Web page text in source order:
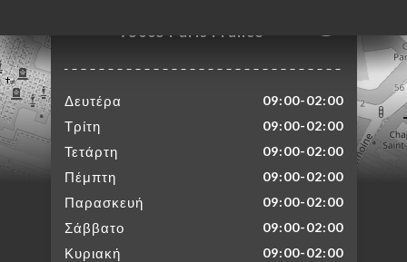
75005 Paris France
Δευτέρα 09:00-02:00
Τρίτη 09:00-02:00
Τετάρτη 09:00-02:00
Πέμπτη 09:00-02:00
Παρασκευή 09:00-02:00
Σάββατο 09:00-02:00
Κυριακή 09:00-02:00